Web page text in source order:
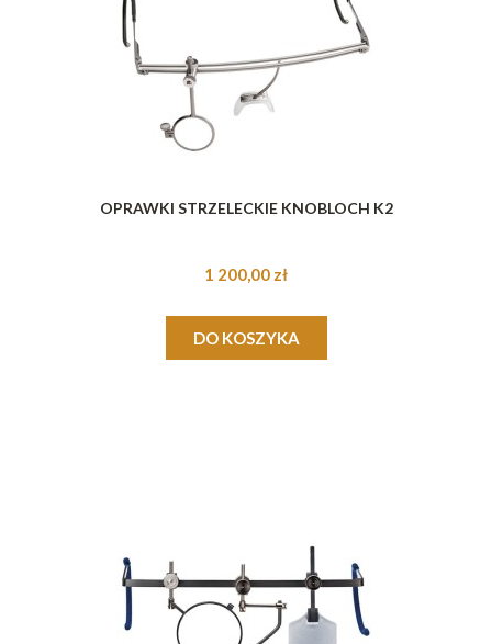
OPRAWKI STRZELECKIE KNOBLOCH K2
1 200,00 zł
DO KOSZYKA